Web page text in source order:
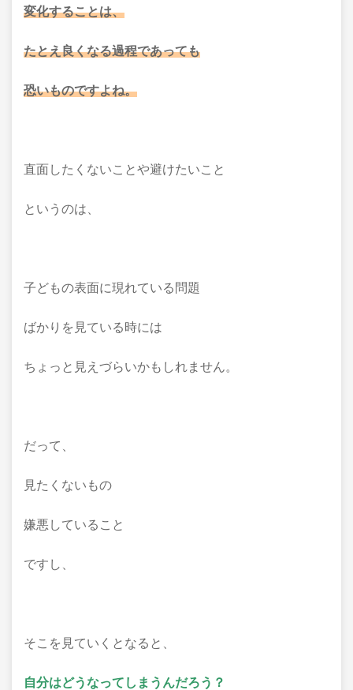
変化することは、
たとえ良くなる過程であっても
恐いものですよね。
直面したくないことや避けたいこと
というのは、
子どもの表面に現れている問題
ばかりを見ている時には
ちょっと見えづらいかもしれません。
だって、
見たくないもの
嫌悪していること
ですし、
そこを見ていくとなると、
自分はどうなってしまうんだろう？